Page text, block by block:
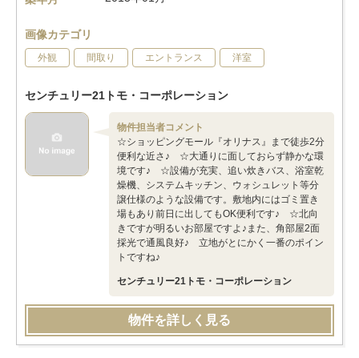
画像カテゴリ
外観 間取り エントランス 洋室
センチュリー21トモ・コーポレーション
物件担当者コメント
☆ショッピングモール『オリナス』まで徒歩2分
便利な近さ♪ ☆大通りに面しておらず静かな環
境です♪ ☆設備が充実、追い炊きバス、浴室乾
燥機、システムキッチン、ウォシュレット等分
譲仕様のような設備です。敷地内にはゴミ置き
場もあり前日に出してもOK便利です♪ ☆北向
きですが明るいお部屋ですよ♪また、角部屋2面
採光で通風良好♪ 立地がとにかく一番のポイン
トですね♪
センチュリー21トモ・コーポレーション
物件を詳しく見る